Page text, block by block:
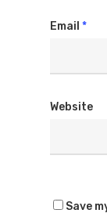
Email *
Website
Save